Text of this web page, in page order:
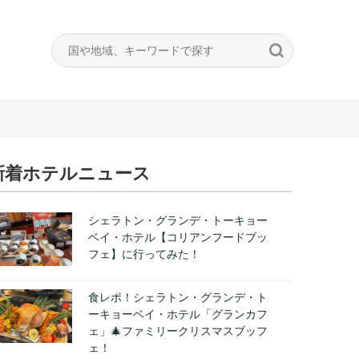
着ホテルニュース
シェラトン・グランデ・トーキョー
ベイ・ホテル【コリアンフードブッ
フェ】に行ってみた！
食レポ！シェラトン・グランデ・ト
ーキョーベイ・ホテル「グランカフ
ェ」🎄ファミリークリスマスブッフ
ェ！